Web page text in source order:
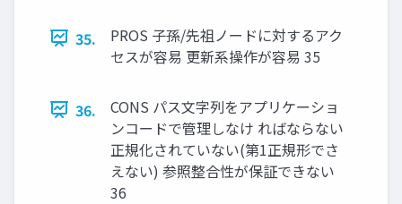
35.
PROS 子孫/先祖ノードに対するアク
セスが容易 更新系操作が容易 35
36.
CONS パス文字列をアプリケーショ
ンコードで管理しなけ ればならない
正規化されていない(第1正規形でさ
えない) 参照整合性が保証できない
36